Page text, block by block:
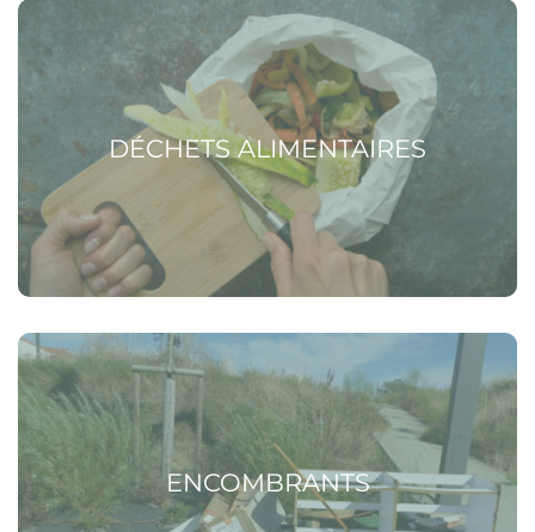
DÉCHETS ALIMENTAIRES
Voir la page Déchets alimentaires
ENCOMBRANTS
Voir la page Encombrants